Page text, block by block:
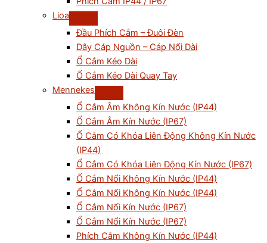
Lioa
Đầu Phích Cắm – Đuôi Đèn
Dây Cáp Nguồn – Cáp Nối Dài
Ổ Cắm Kéo Dài
Ổ Cắm Kéo Dài Quay Tay
Mennekes
Ổ Cắm Âm Không Kín Nước (IP44)
Ổ Cắm Âm Kín Nước (IP67)
Ổ Cắm Có Khóa Liên Động Không Kín Nước
(IP44)
Ổ Cắm Có Khóa Liên Động Kín Nước (IP67)
Ổ Cắm Nổi Không Kín Nước (IP44)
Ổ Cắm Nối Không Kín Nước (IP44)
Ổ Cắm Nối Kín Nước (IP67)
Ổ Cắm Nổi Kín Nước (IP67)
Phích Cắm Không Kín Nước (IP44)